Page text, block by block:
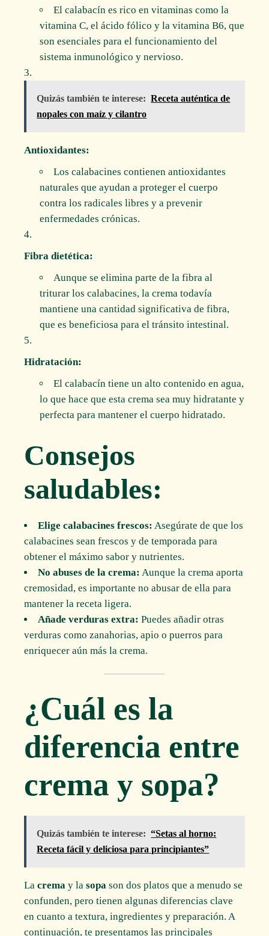
El calabacín es rico en vitaminas como la
vitamina C, el ácido fólico y la vitamina B6, que
son esenciales para el funcionamiento del
sistema inmunológico y nervioso.
Quizás también te interese: Receta auténtica de
nopales con maíz y cilantro
Antioxidantes:
Los calabacines contienen antioxidantes
naturales que ayudan a proteger el cuerpo
contra los radicales libres y a prevenir
enfermedades crónicas.
Fibra dietética:
Aunque se elimina parte de la fibra al
triturar los calabacines, la crema todavía
mantiene una cantidad significativa de fibra,
que es beneficiosa para el tránsito intestinal.
Hidratación:
El calabacín tiene un alto contenido en agua,
lo que hace que esta crema sea muy hidratante y
perfecta para mantener el cuerpo hidratado.
Consejos
saludables:
Elige calabacines frescos: Asegúrate de que los
calabacines sean frescos y de temporada para
obtener el máximo sabor y nutrientes.
No abuses de la crema: Aunque la crema aporta
cremosidad, es importante no abusar de ella para
mantener la receta ligera.
Añade verduras extra: Puedes añadir otras
verduras como zanahorias, apio o puerros para
enriquecer aún más la crema.
¿Cuál es la
diferencia entre
crema y sopa?
Quizás también te interese: “Setas al horno:
Receta fácil y deliciosa para principiantes”
Lacrema y lasopa son dos platos que a menudo se
confunden, pero tienen algunas diferencias clave
en cuanto a textura, ingredientes y preparación. A
continuación, te presentamos las principales